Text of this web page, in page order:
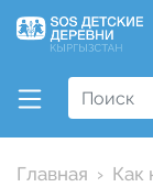
Главная Как